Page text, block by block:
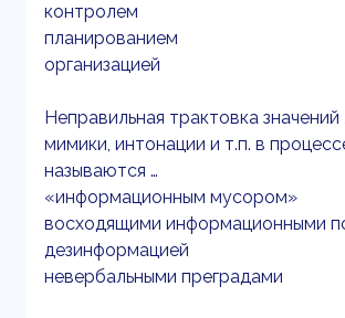
контролем
планированием
организацией
Неправильная трактовка
мимики, интонации и т.п. в
называются …
«информационным мусором»
восходящими информационными
дезинформацией
невербальными преградами